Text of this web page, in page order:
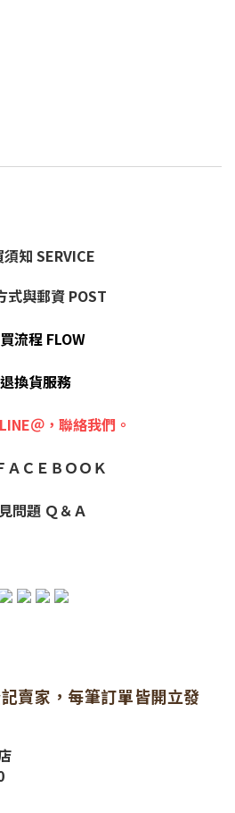
知 SERVICE
式與郵資 POST
流程 FLOW
退換貨服務
＠，聯絡我們。
ＡＣＥＢＯＯＫ
問題 Ｑ＆Ａ
賣家，每筆訂單皆開立發